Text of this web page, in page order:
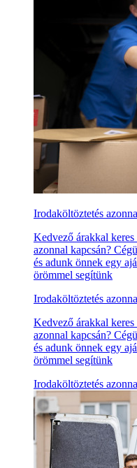
Irodaköltöztetés
Kedvező árakkal
azonnal kapcsán?
és adunk önnek egy
örömmel segítünk
Irodaköltöztetés
Kedvező árakkal
azonnal kapcsán?
és adunk önnek egy
örömmel segítünk
Irodaköltöztetés